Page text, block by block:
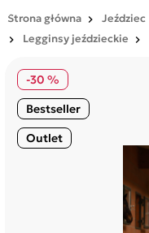
Strona główna Jeździec
Legginsy jeździeckie
-30 %
Bestseller
Outlet